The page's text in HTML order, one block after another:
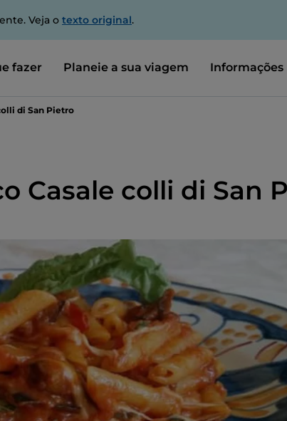
Veja o texto original.
fazer Planeie a sua viagem Informações
di San Pietro
Casale colli di San